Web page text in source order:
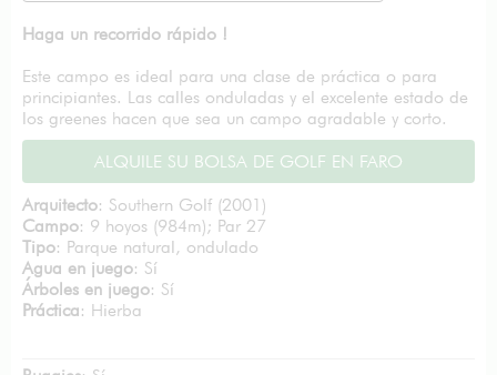
Haga un recorrido rápido !
Este campo es ideal para una clase de práctica o para
principiantes. Las calles onduladas y el excelente estado de
los greenes hacen que sea un campo agradable y corto.
ALQUILE SU BOLSA DE GOLF EN FARO
Arquitecto: Southern Golf (2001)
Campo: 9 hoyos (984m); Par 27
Tipo: Parque natural, ondulado
Agua en juego: Sí
Árboles en juego: Sí
Práctica: Hierba